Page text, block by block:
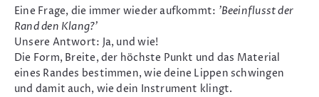
Eine Frage, die immer wieder aufkommt: 'Beeinflusst der
Rand den Klang?'
Unsere Antwort: Ja, und wie!
Die Form, Breite, der höchste Punkt und das Material
eines Randes bestimmen, wie deine Lippen schwingen
und damit auch, wie dein Instrument klingt.